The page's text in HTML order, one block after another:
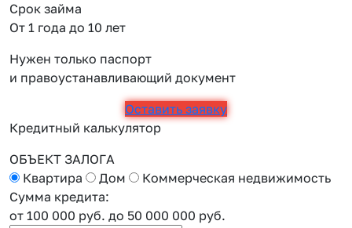
Срок займа
От 1 года до 10 лет
Нужен только паспорт
и правоустанавливающий документ
Оставить заявку
Кредитный калькулятор
ОБЪЕКТ ЗАЛОГА
Квартира
Дом
Коммерческая недвижимость
Сумма кредита:
от 100 000 руб. до 50 000 000 руб.